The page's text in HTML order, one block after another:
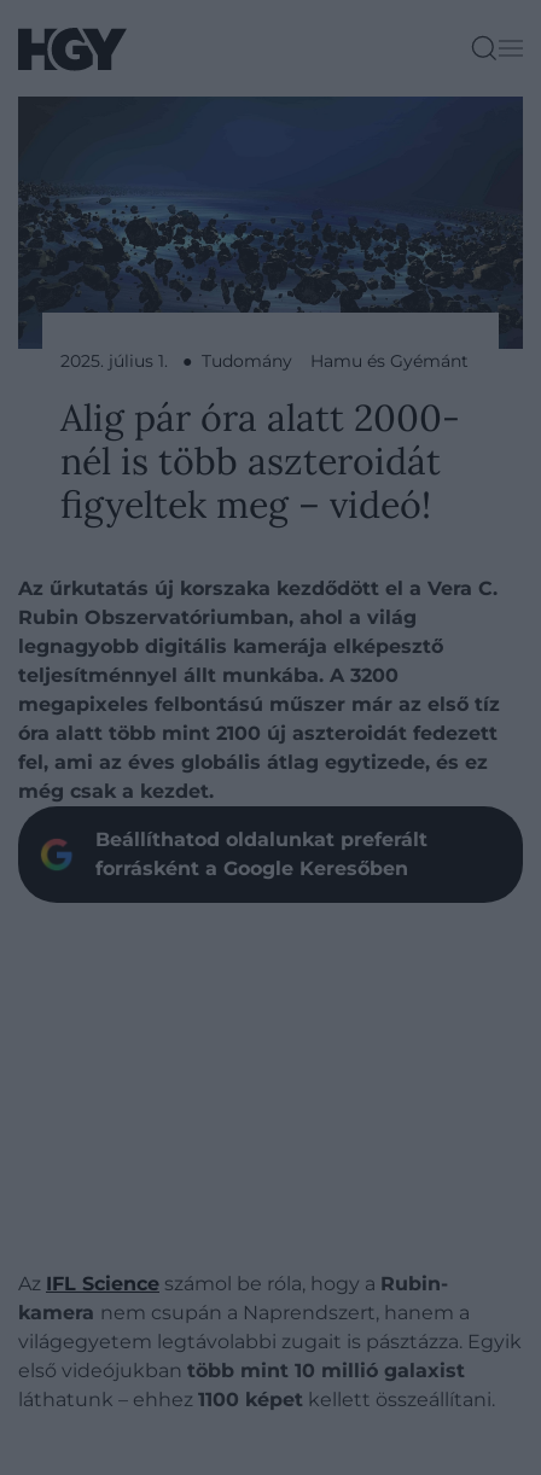
2025. július 1. ● Tudomány Hamu és Gyémánt
Alig pár óra alatt 2000-
nél is több aszteroidát
figyeltek meg – videó!
Az űrkutatás új korszaka kezdődött el a Vera C.
Rubin Obszervatóriumban, ahol a világ
legnagyobb digitális kamerája elképesztő
teljesítménnyel állt munkába. A 3200
megapixeles felbontású műszer már az első tíz
óra alatt több mint 2100 új aszteroidát fedezett
fel, ami az éves globális átlag egytizede, és ez
még csak a kezdet.
Beállíthatod oldalunkat preferált
forrásként a Google Keresőben
Az IFL Science számol be róla, hogy a Rubin-
kamera nem csupán a Naprendszert, hanem a
világegyetem legtávolabbi zugait is pásztázza. Egyik
első videójukban több mint 10 millió galaxist
láthatunk – ehhez 1100 képet kellett összeállítani.